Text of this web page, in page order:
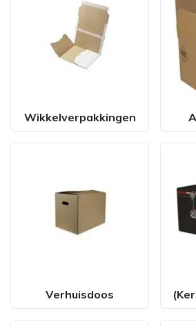
Wikkelverpakkingen
Verhuisdoos